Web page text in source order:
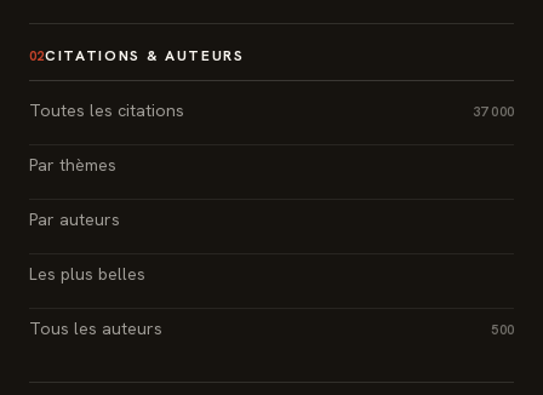
02CITATIONS & AUTEURS
Toutes les citations 37 000
Par thèmes
Par auteurs
Les plus belles
Tous les auteurs 500